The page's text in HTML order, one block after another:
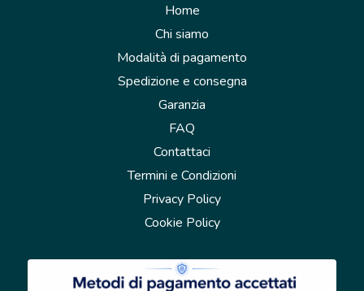
Home
Chi siamo
Modalità di pagamento
Spedizione e consegna
Garanzia
FAQ
Contattaci
Termini e Condizioni
Privacy Policy
Cookie Policy